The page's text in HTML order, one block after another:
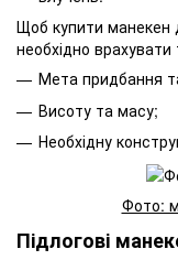
Щоб купити манекен
необхідно врахувати
Мета придбання
Висоту та масу;
Необхідну
Фото:
Підлогові